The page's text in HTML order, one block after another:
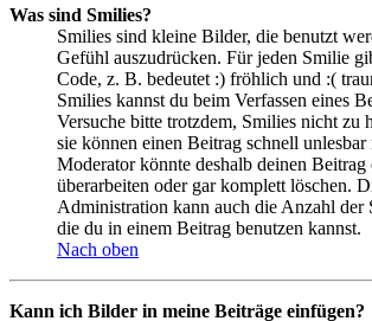
Was sind Smilies?
Smilies sind kleine Bilder, die benutzt
Gefühl auszudrücken. Für jeden Smilie
Code, z. B. bedeutet :) fröhlich und :(
Smilies kannst du beim Verfassen eines
Versuche bitte trotzdem, Smilies nicht zu
sie können einen Beitrag schnell unlesbar
Moderator könnte deshalb deinen Beitrag
überarbeiten oder gar komplett löschen.
Administration kann auch die Anzahl der
die du in einem Beitrag benutzen kannst.
Nach oben
Kann ich Bilder in meine Beiträge einfügen?